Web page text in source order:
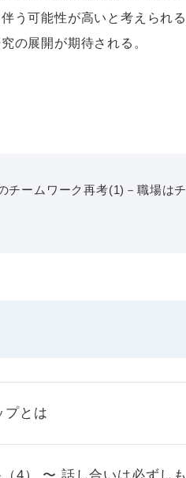
う可能性が高いと考えられ
の展開が期待される。
ームワーク再考(1)－職場はチ
プとは